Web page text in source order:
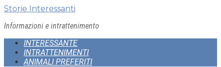
Skip
content
Storie Interessanti
Informazioni e intrattenimento
INTERESSANTE
INTRATTENIMENTI
ANIMALI PREFERITI